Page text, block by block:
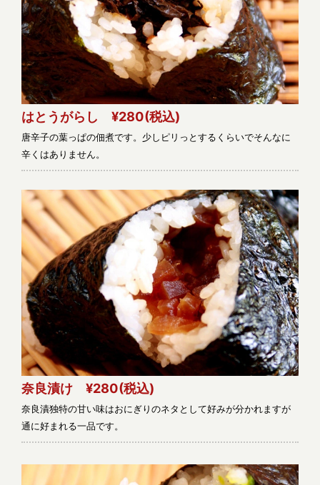
はとうがらし ¥280(税込)
唐辛子の葉っぱの佃煮です。少しピリっとするくらいでそんなに
辛くはありません。
奈良漬け ¥280(税込)
奈良漬独特の甘い味はおにぎりのネタとして好みが分かれますが
通に好まれる一品です。